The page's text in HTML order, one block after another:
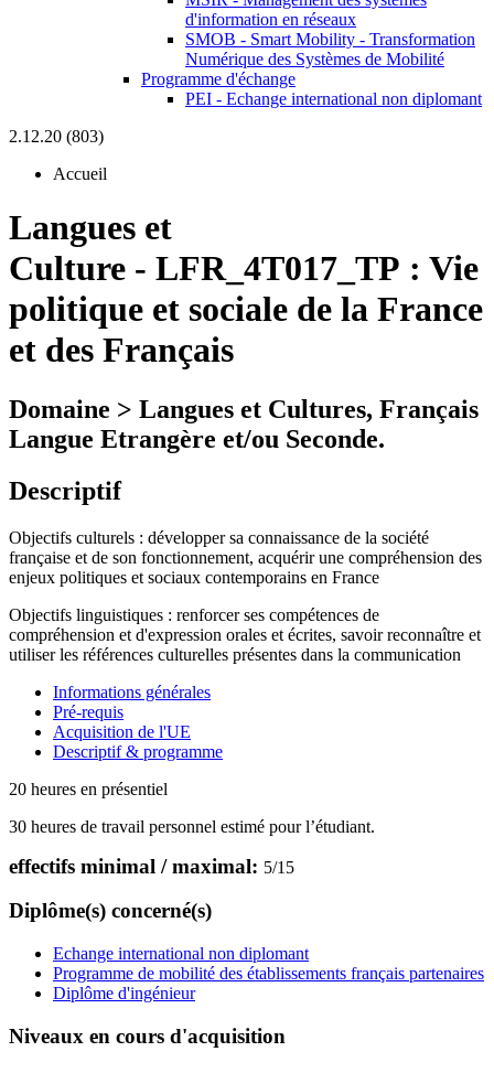
d'information en réseaux
SMOB - Smart Mobility - Transformation
Numérique des Systèmes de Mobilité
Programme d'échange
PEI - Echange international non diplomant
2.12.20 (803)
Accueil
Langues et
Culture - LFR_4T017_TP : Vie
politique et sociale de la France
et des Français
Domaine > Langues et Cultures, Français
Langue Etrangère et/ou Seconde.
Descriptif
Objectifs culturels : développer sa connaissance de la société
française et de son fonctionnement, acquérir une compréhension des
enjeux politiques et sociaux contemporains en France
Objectifs linguistiques : renforcer ses compétences de
compréhension et d'expression orales et écrites, savoir reconnaître et
utiliser les références culturelles présentes dans la communication
Informations générales
Pré-requis
Acquisition de l'UE
Descriptif & programme
20 heures en présentiel
30 heures de travail personnel estimé pour l’étudiant.
effectifs minimal / maximal: 5/15
Diplôme(s) concerné(s)
Echange international non diplomant
Programme de mobilité des établissements français partenaires
Diplôme d'ingénieur
Niveaux en cours d'acquisition